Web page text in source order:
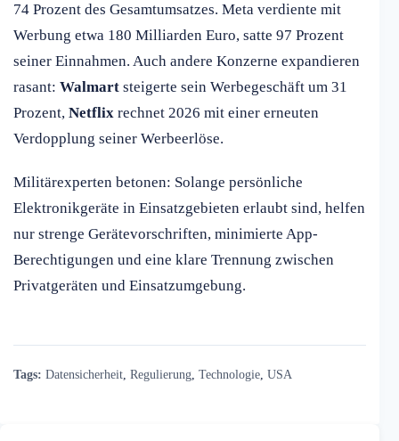
74 Prozent des Gesamtumsatzes. Meta verdiente mit
Werbung etwa 180 Milliarden Euro, satte 97 Prozent
seiner Einnahmen. Auch andere Konzerne expandieren
rasant: Walmart steigerte sein Werbegeschäft um 31
Prozent, Netflix rechnet 2026 mit einer erneuten
Verdopplung seiner Werbeerlöse.
Militärexperten betonen: Solange persönliche
Elektronikgeräte in Einsatzgebieten erlaubt sind, helfen
nur strenge Gerätevorschriften, minimierte App-
Berechtigungen und eine klare Trennung zwischen
Privatgeräten und Einsatzumgebung.
Tags: Datensicherheit Regulierung Technologie USA